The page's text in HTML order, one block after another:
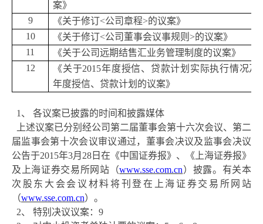
案》
9
《关于修订<公司章程>的议案》
10
《关于修订<公司董事会议事规则>的议案》
11
《关于公司远期结售汇业务管理制度的议案》
12
《关于2015年度授信、贷款计划实际执行情况及
年度授信、贷款计划的议案》
1、 各议案已披露的时间和披露媒体
上述议案已分别经公司第二届董事会第十六次会议、第二
届监事会第十次会议审议通过，董事会决议及监事会决议
公告于2015年3月28日在《中国证券报》、《上海证券报》
及上海证券交易所网站（www.sse.com.cn）披露。有关本
次股东大会会议材料将刊登在上海证券交易所网站
（www.sse.com.cn）。
2、 特别决议议案： 9